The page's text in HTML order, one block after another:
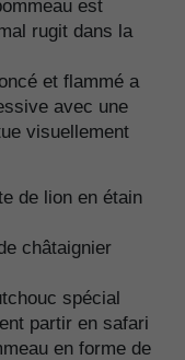
est
rugit dans la
et flammé a
avec une
visuellement
de lion en étain
châtaignier
spécial
partir en safari
en forme de